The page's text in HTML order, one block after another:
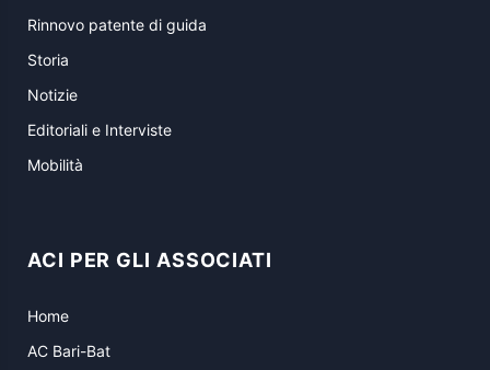
Rinnovo patente di guida
Storia
Notizie
Editoriali e Interviste
Mobilità
ACI PER GLI ASSOCIATI
Home
AC Bari-Bat